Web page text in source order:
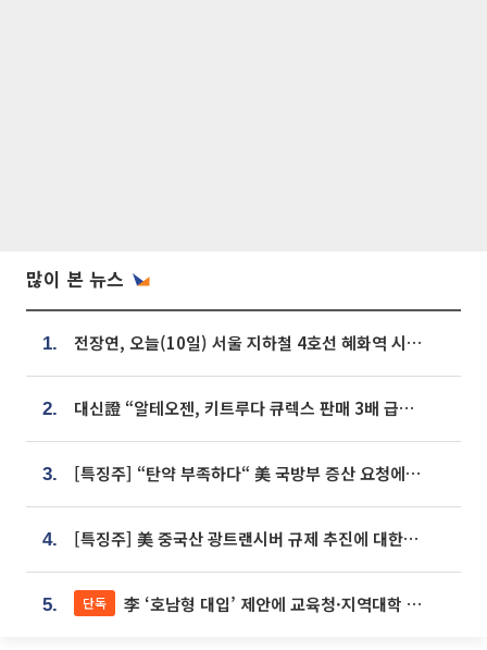
많이 본 뉴스
1. 전장연, 오늘(10일) 서울 지하철 4호선 혜화역 시위…1호선 용산역 무정차
2. 대신證 “알테오젠, 키트루다 큐렉스 판매 3배 급증…목표가 41만원 상향”
3. [특징주] “탄약 부족하다“ 美 국방부 증산 요청에⋯국내 방산주 급등세
4. [특징주] 美 중국산 광트랜시버 규제 추진에 대한광통신 등 광통신株 강세
5. 단독 李 ‘호남형 대입’ 제안에 교육청·지역대학 서·논술형 입시 연계 '착수'